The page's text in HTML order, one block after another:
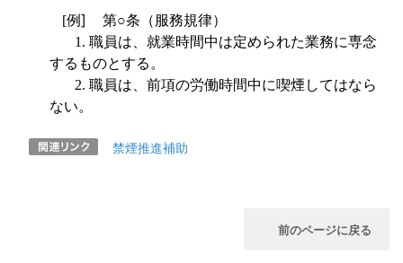
[例]
第○条（服務規律）
1. 職員は、就業時間中は定められた業務に専念
するものとする。
2. 職員は、前項の労働時間中に喫煙してはなら
ない。
禁煙推進補助
前のページに戻る